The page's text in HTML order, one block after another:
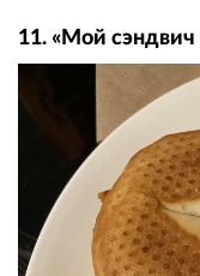
11. «Мой сэндвич